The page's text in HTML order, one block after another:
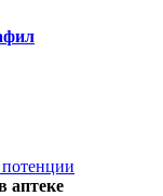
аптеке